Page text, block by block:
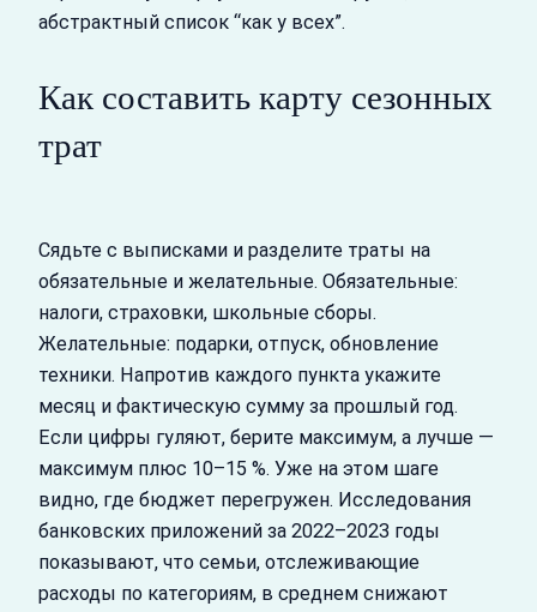
абстрактный список “как у всех”.
Как составить карту сезонных
трат
Сядьте с выписками и разделите траты на
обязательные и желательные. Обязательные:
налоги, страховки, школьные сборы.
Желательные: подарки, отпуск, обновление
техники. Напротив каждого пункта укажите
месяц и фактическую сумму за прошлый год.
Если цифры гуляют, берите максимум, а лучше —
максимум плюс 10–15 %. Уже на этом шаге
видно, где бюджет перегружен. Исследования
банковских приложений за 2022–2023 годы
показывают, что семьи, отслеживающие
расходы по категориям, в среднем снижают